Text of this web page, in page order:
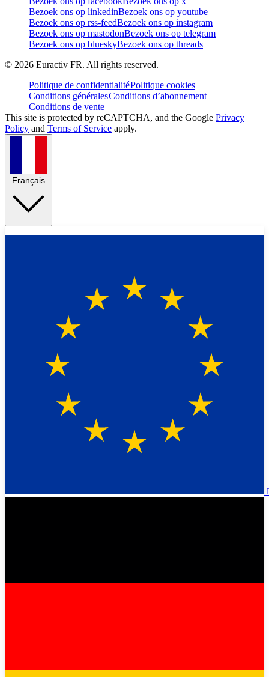
Bezoek ons op linkedinBezoek ons op youtube
Bezoek ons op rss-feedBezoek ons op instagram
Bezoek ons op mastodonBezoek ons op telegram
Bezoek ons op blueskyBezoek ons op threads
© 2026 Euractiv FR. All rights reserved.
Politique de confidentialitéPolitique cookies
Conditions généralesConditions d’abonnement
Conditions de vente
This site is protected by reCAPTCHA, and the Google Privacy
Policy and Terms of Service apply.
Français